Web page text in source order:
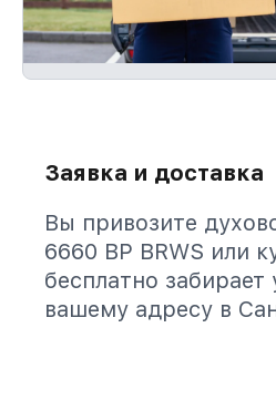
Заявка и доставка
Вы привозите
6660 BP BRWS или
бесплатно забирает
вашему адресу в